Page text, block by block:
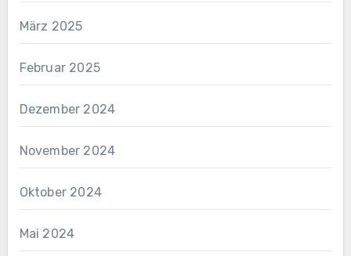
März 2025
Februar 2025
Dezember 2024
November 2024
Oktober 2024
Mai 2024